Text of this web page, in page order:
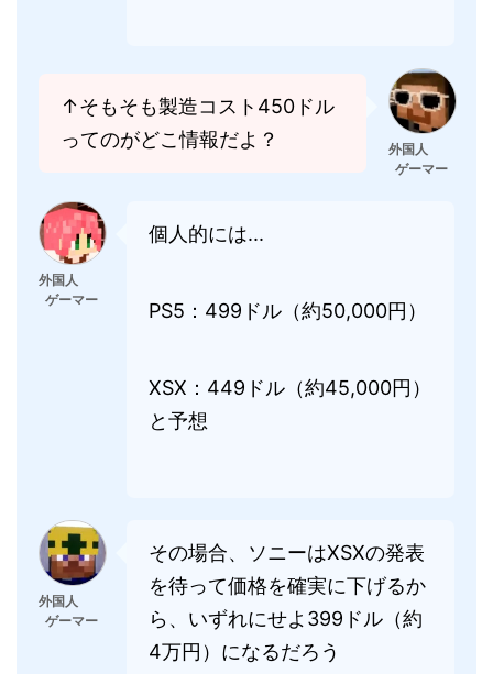
↑そもそも製造コスト450ドル
ってのがどこ情報だよ？
外国人
ゲーマー
外国人
ゲーマー
個人的には...
PS5：499ドル（約50,000円）
XSX：449ドル（約45,000円）
と予想
外国人
ゲーマー
その場合、ソニーはXSXの発表
を待って価格を確実に下げるか
ら、いずれにせよ399ドル（約
4万円）になるだろう